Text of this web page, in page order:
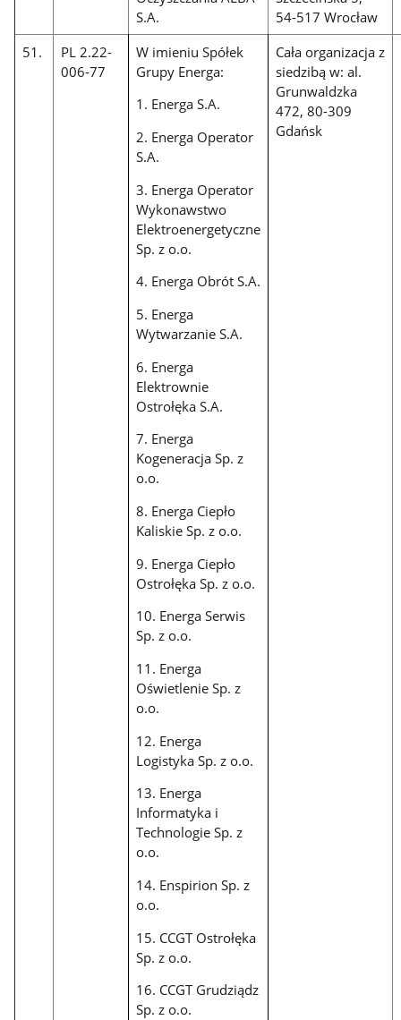
S.A. ​​
54-517 Wrocław
51.
PL 2.22-
006-77
W imieniu Spółek
Grupy Energa:
1. Energa S.A.
2. Energa Operator
S.A.
3. Energa Operator
Wykonawstwo
Elektroenergetyczne
Sp. z o.o.
4. Energa Obrót S.A.
5. Energa
Wytwarzanie S.A.
6. Energa
Elektrownie
Ostrołęka S.A.
7. Energa
Kogeneracja Sp. z
o.o.
8. Energa Ciepło
Kaliskie Sp. z o.o.
9. Energa Ciepło
Ostrołęka Sp. z o.o.
10. Energa Serwis
Sp. z o.o.
11. Energa
Oświetlenie Sp. z
o.o.
12. Energa
Logistyka Sp. z o.o.
13. Energa
Informatyka i
Technologie Sp. z
o.o.
14. Enspirion Sp. z
o.o.
15. CCGT Ostrołęka
Sp. z o.o.
16. CCGT Grudziądz
Sp. z o.o.
Cała organizacja z
siedzibą w: al.
Grunwaldzka
472, 80-309
Gdańsk